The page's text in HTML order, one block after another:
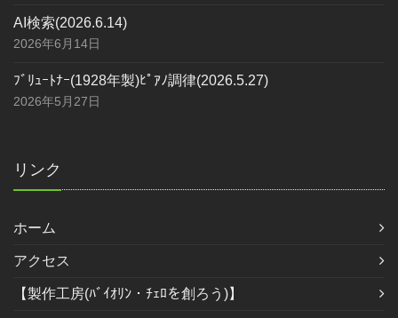
AI検索(2026.6.14)
2026年6月14日
ﾌﾞﾘｭｰﾄﾅｰ(1928年製)ﾋﾟｱﾉ調律(2026.5.27)
2026年5月27日
リンク
ホーム
アクセス
【製作工房(ﾊﾞｲｵﾘﾝ・ﾁｪﾛを創ろう)】